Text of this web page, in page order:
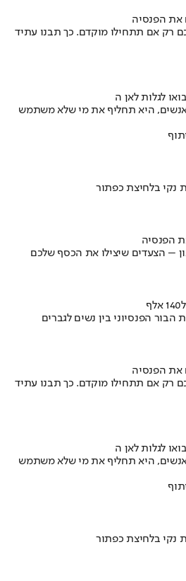
את הפנסיה
רק אם תתחילו מוקדם. כך תבנו עתיד
היא תחליף את מי שלא משתמש
נקי בלחיצת כפתור
הפנסיה
– הצעדים שיצילו את הכסף שלכם
הבור הפנסיוני בין נשים לגברים
את הפנסיה
רק אם תתחילו מוקדם. כך תבנו עתיד
היא תחליף את מי שלא משתמש
נקי בלחיצת כפתור